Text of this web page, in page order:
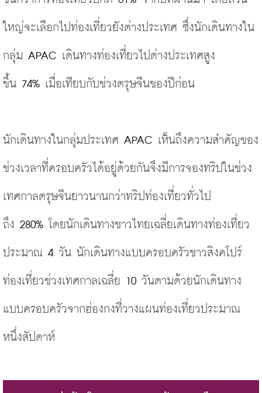
ใหญ่จะเลือกไปท่องเที่ยวยังต่างประเทศ ซึ่งนักเดินทางใน
กลุ่ม APAC เดินทางท่องเที่ยวไปต่างประเทศสูง
ขึ้น 74% เมื่อเทียบกับช่วงตรุษจีนของปีก่อน
นักเดินทางในกลุ่มประเทศ APAC เห็นถึงความสำคัญของ
ช่วงเวลาที่ครอบครัวได้อยู่ด้วยกันจึงมีการจองทริปในช่วง
เทศกาลตรุษจีนยาวนานกว่าทริปท่องเที่ยวทั่วไป
ถึง 280% โดยนักเดินทางชาวไทยเฉลี่ยเดินทางท่องเที่ยว
ประมาณ 4 วัน นักเดินทางแบบครอบครัวชาวสิงคโปร์
ท่องเที่ยวช่วงเทศกาลเฉลี่ย 10 วันตามด้วยนักเดินทาง
แบบครอบครัวจากฮ่องกงที่วางแผนท่องเที่ยวประมาณ
หนึ่งสัปดาห์